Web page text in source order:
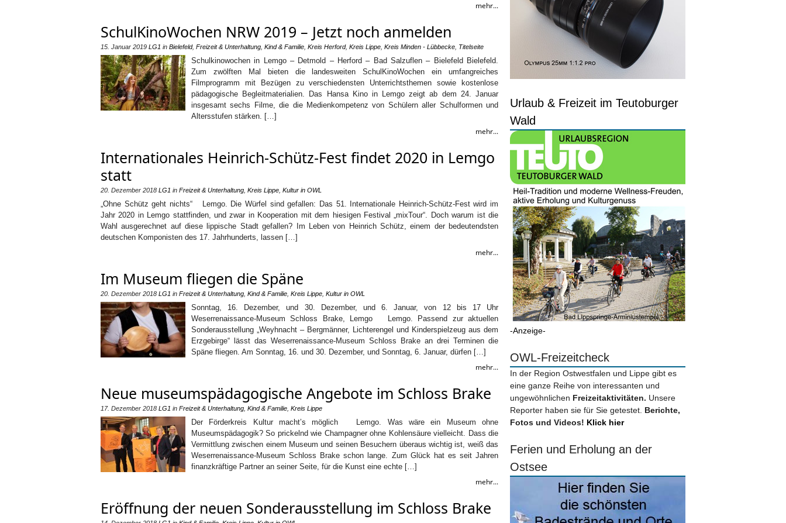
mehr...
SchulKinoWochen NRW 2019 – Jetzt noch anmelden
15. Januar 2019 LG1 in Bielefeld, Freizeit & Unterhaltung Kind & Familie Kreis Herford, Kreis Lippe Kreis Minden - Lübbecke Titelseite
Schulkinowochen in Lemgo – Detmold – Herford – Bad Salzuflen – Bielefeld Bielefeld.
Zum zwölften Mal bieten die landesweiten SchulKinoWochen ein umfangreiches
Filmprogramm mit Bezügen zu verschiedensten Unterrichtsthemen sowie kostenlose
pädagogische Begleitmaterialien. Das Hansa Kino in Lemgo zeigt ab dem 24. Januar
insgesamt sechs Filme, die die Medienkompetenz von Schülern aller Schulformen und
Altersstufen stärken. […]
mehr...
Internationales Heinrich-Schütz-Fest findet 2020 in Lemgo
statt
20. Dezember 2018 LG1 in Freizeit & Unterhaltung Kreis Lippe Kultur in OWL
„Ohne Schütz geht nichts“ Lemgo. Die Würfel sind gefallen: Das 51. Internationale Heinrich-Schütz-Fest wird im
Jahr 2020 in Lemgo stattfinden, und zwar in Kooperation mit dem hiesigen Festival „mixTour“. Doch warum ist die
Wahl ausgerechnet auf diese lippische Stadt gefallen? Im Leben von Heinrich Schütz, einem der bedeutendsten
deutschen Komponisten des 17. Jahrhunderts, lassen […]
mehr...
Im Museum fliegen die Späne
20. Dezember 2018 LG1 in Freizeit & Unterhaltung Kind & Familie Kreis Lippe Kultur in OWL
Sonntag, 16. Dezember, und 30. Dezember, und 6. Januar, von 12 bis 17 Uhr
Weserrenaissance-Museum Schloss Brake, Lemgo Lemgo. Passend zur aktuellen
Sonderausstellung „Weyhnacht – Bergmänner, Lichterengel und Kinderspielzeug aus dem
Erzgebirge“ lässt das Weserrenaissance-Museum Schloss Brake an drei Terminen die
Späne fliegen. Am Sonntag, 16. und 30. Dezember, und Sonntag, 6. Januar, dürfen […]
mehr...
Neue museumspädagogische Angebote im Schloss Brake
17. Dezember 2018 LG1 in Freizeit & Unterhaltung Kind & Familie Kreis Lippe
Der Förderkreis Kultur macht’s möglich Lemgo. Was wäre ein Museum ohne
Museumspädagogik? So prickelnd wie Champagner ohne Kohlensäure vielleicht. Dass die
Vermittlung zwischen einem Museum und seinen Besuchern überaus wichtig ist, weiß das
Weserrenaissance-Museum Schloss Brake schon lange. Zum Glück hat es seit Jahren
finanzkräftige Partner an seiner Seite, für die Kunst eine echte […]
mehr...
Eröffnung der neuen Sonderausstellung im Schloss Brake
Urlaub & Freizeit im Teutoburger
Wald
-Anzeige-
OWL-Freizeitcheck
In der Region Ostwestfalen und Lippe gibt es
eine ganze Reihe von interessanten und
ungewöhnlichen Freizeitaktivitäten. Unsere
Reporter haben sie für Sie getestet. Berichte,
Fotos und Videos! Klick hier
Ferien und Erholung an der
Ostsee